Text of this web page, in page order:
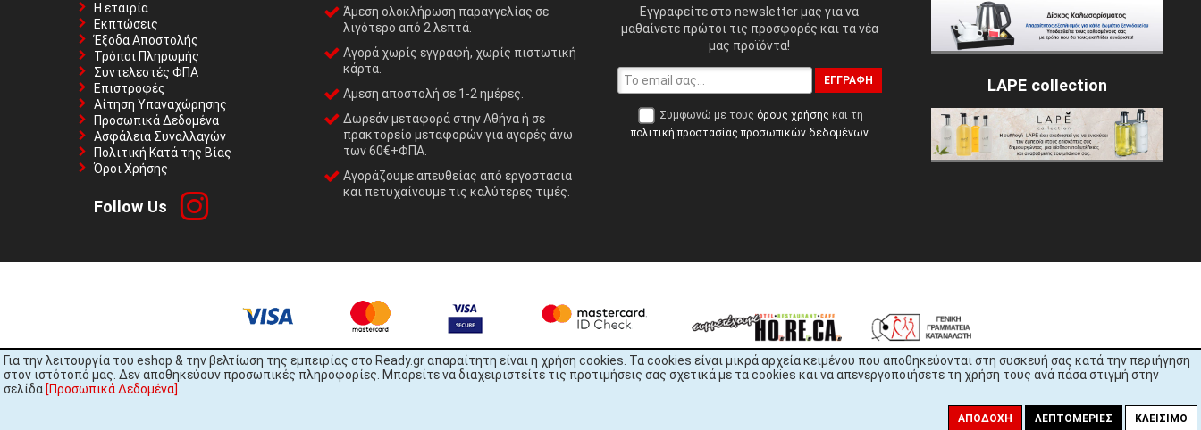
Για την λειτουργία του eshop & την βελτίωση της εμπειρίας στο Ready.gr απαραίτητη είναι η χρήση cookies. Τα cookies είναι μικρά αρχεία κειμένου που αποθηκεύονται στη συσκευή σας κατά την περιήγηση
στον ιστότοπό μας. Δεν αποθηκεύουν προσωπικές πληροφορίες. Μπορείτε να διαχειριστείτε τις προτιμήσεις σας σχετικά με τα cookies και να απενεργοποιήσετε τη χρήση τους ανά πάσα στιγμή στην
σελίδα [Προσωπικά Δεδομένα]
ΑΠΟΔΟΧΉ ΛΕΠΤΟΜΈΡΙΕΣ ΚΛΕΊΣΙΜΟ
Η εταιρία
Εκπτώσεις
Έξοδα Αποστολής
Τρόποι Πληρωμής
Συντελεστές ΦΠΑ
Επιστροφές
Αίτηση Υπαναχώρησης
Προσωπικά Δεδομένα
Ασφάλεια Συναλλαγών
Πολιτική Κατά της Βίας
Όροι Χρήσης
Follow Us
Άμεση ολοκλήρωση παραγγελίας σε
λιγότερο από 2 λεπτά.
Αγορά χωρίς εγγραφή, χωρίς πιστωτική
κάρτα.
Αμεση αποστολή σε 1-2 ημέρες.
Δωρεάν μεταφορά στην Αθήνα ή σε
πρακτορείο μεταφορών για αγορές άνω
των 60€+ΦΠΑ.
Αγοράζουμε απευθείας από εργοστάσια
και πετυχαίνουμε τις καλύτερες τιμές.
Εγγραφείτε στο newsletter μας για να
μαθαίνετε πρώτοι τις προσφορές και τα νέα
μας προϊόντα!
ΕΓΓΡΑΦΉ
Συμφωνώ με τους όρους χρήσης και τη
πολιτική προστασίας προσωπικών δεδομένων
LAPE collection